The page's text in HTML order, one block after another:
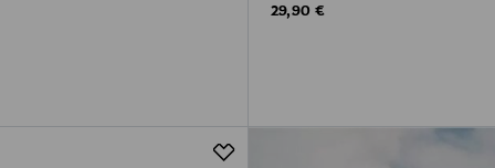
Original Price
29,90 €